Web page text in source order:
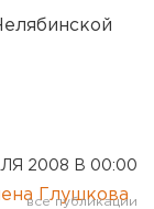
2008 В 00:00
Глушкова